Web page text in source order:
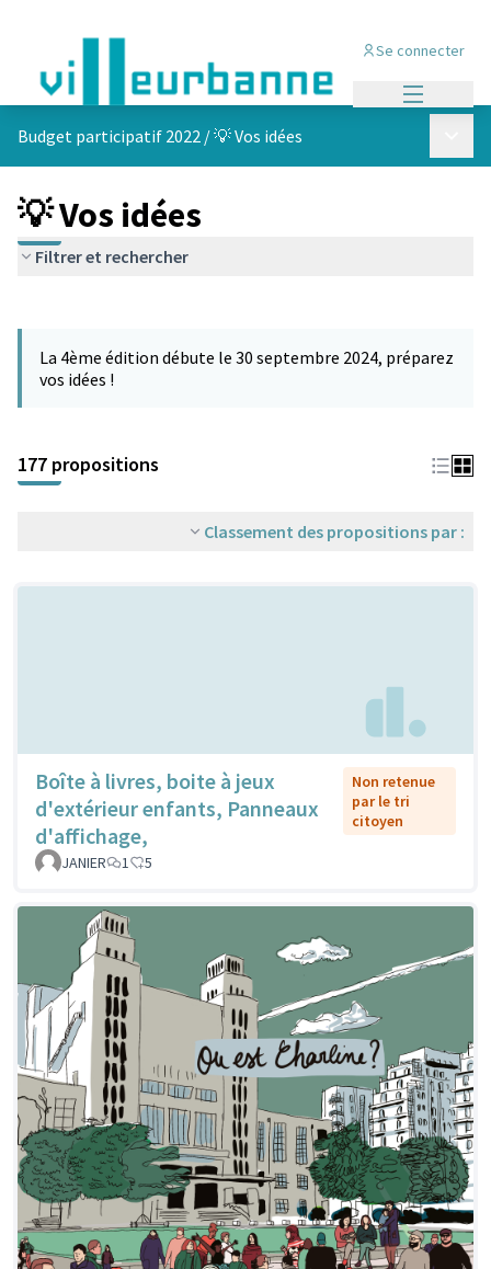
Se connecter
Budget participatif 2022 /💡 Vos idées
💡 Vos idées
Filtrer et rechercher
−
La 4ème édition débute le 30 septembre 2024, préparez
vos idées !
177 propositions
Classement des propositions par :
Boîte à livres, boite à jeux
d'extérieur enfants, Panneaux
d'affichage,
Non retenue
par le tri
citoyen
JANIER 1 5